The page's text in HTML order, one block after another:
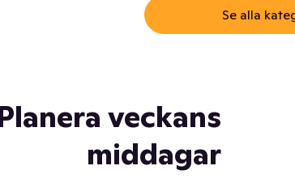
Se alla
veckans
middagar